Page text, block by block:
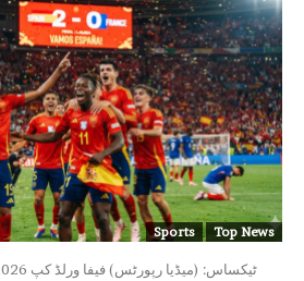
Sports Top News